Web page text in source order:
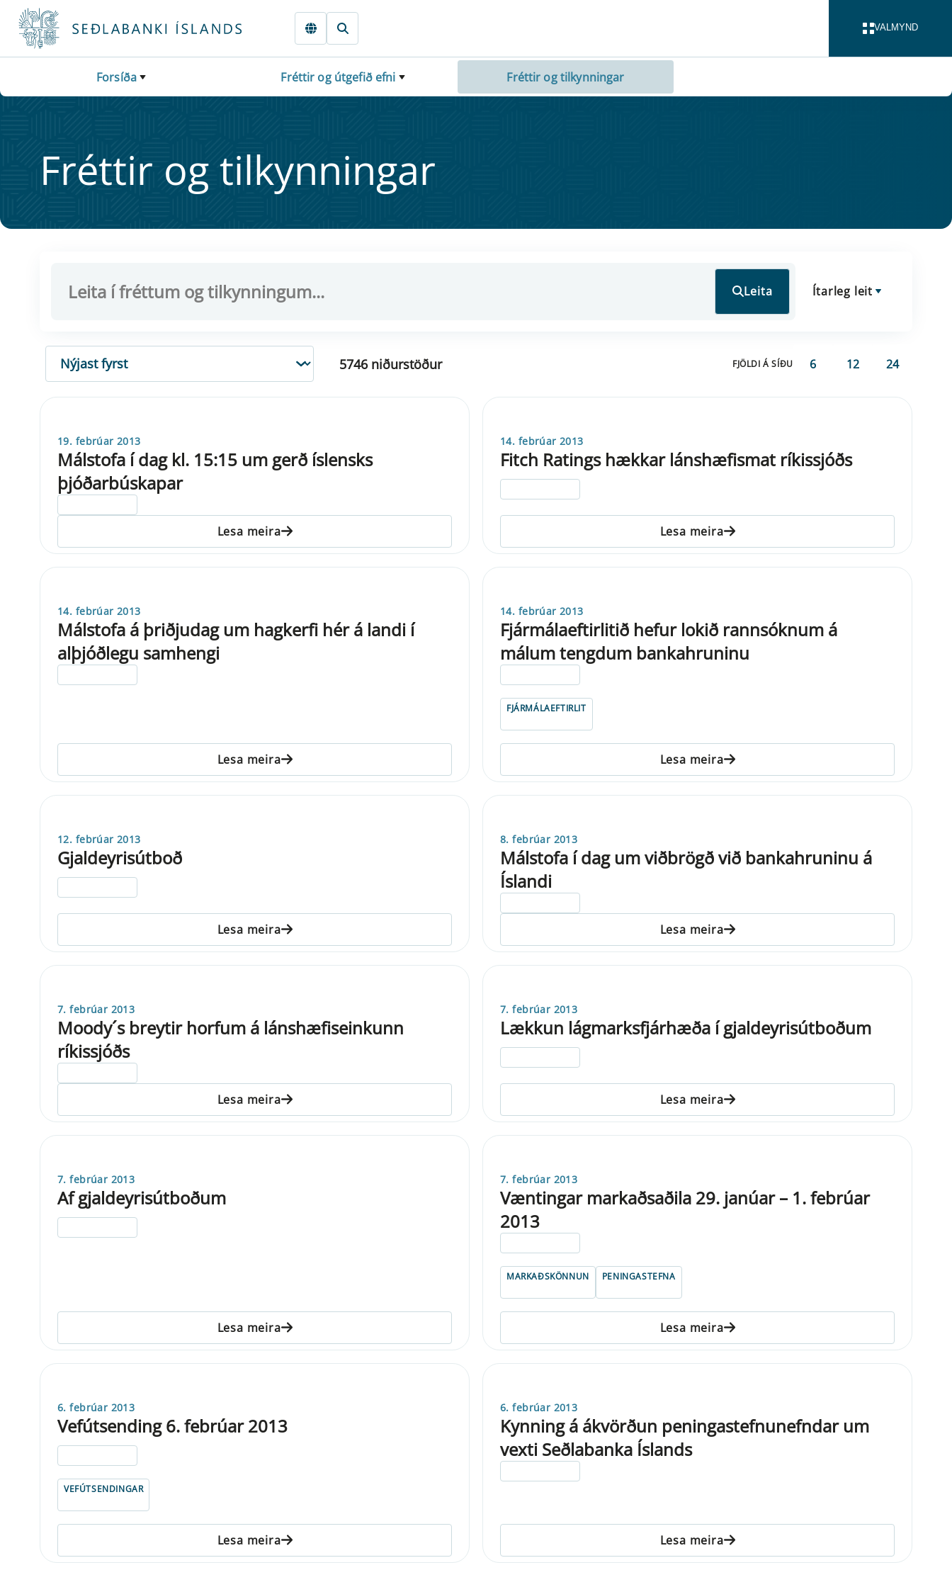
Fara beint í Meginmál
VALMYND
Forsíða Fréttir og útgefið efni Fréttir og tilkynningar
Frétt­ir og til­kynn­ing­ar
Leita Ítarleg leit
RÖÐUN
5746 niðurstöður FJÖLDI Á SÍÐU 6 12 24
19. febrúar 2013
Málstofa í dag kl. 15:15 um gerð íslensks
þjóðarbúskapar
Lesa meira
14. febrúar 2013
Fitch Ratings hækkar lánshæfismat ríkissjóðs
Lesa meira
14. febrúar 2013
Málstofa á þriðjudag um hagkerfi hér á landi í
alþjóðlegu samhengi
Lesa meira
14. febrúar 2013
Fjármálaeftirlitið hefur lokið rannsóknum á
málum tengdum bankahruninu
FJÁRMÁLAEFTIRLIT
Lesa meira
12. febrúar 2013
Gjaldeyrisútboð
Lesa meira
8. febrúar 2013
Málstofa í dag um viðbrögð við bankahruninu á
Íslandi
Lesa meira
7. febrúar 2013
Moody´s breytir horfum á lánshæfiseinkunn
ríkissjóðs
Lesa meira
7. febrúar 2013
Lækkun lágmarksfjárhæða í gjaldeyrisútboðum
Lesa meira
7. febrúar 2013
Af gjaldeyrisútboðum
Lesa meira
7. febrúar 2013
Væntingar markaðsaðila 29. janúar – 1. febrúar
2013
MARKAÐSKÖNNUN PENINGASTEFNA
Lesa meira
6. febrúar 2013
Vefútsending 6. febrúar 2013
VEFÚTSENDINGAR
Lesa meira
6. febrúar 2013
Kynning á ákvörðun peningastefnunefndar um
vexti Seðlabanka Íslands
Lesa meira